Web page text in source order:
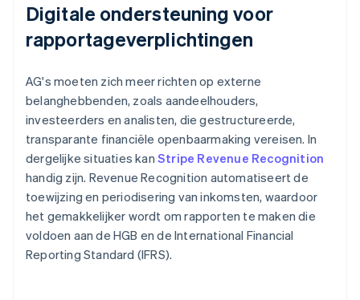
Digitale ondersteuning voor
rapportageverplichtingen
AG's moeten zich meer richten op externe
belanghebbenden, zoals aandeelhouders,
investeerders en analisten, die gestructureerde,
transparante financiële openbaarmaking vereisen. In
dergelijke situaties kan Stripe Revenue Recognition
handig zijn. Revenue Recognition automatiseert de
toewijzing en periodisering van inkomsten, waardoor
het gemakkelijker wordt om rapporten te maken die
voldoen aan de HGB en de International Financial
Reporting Standard (IFRS).